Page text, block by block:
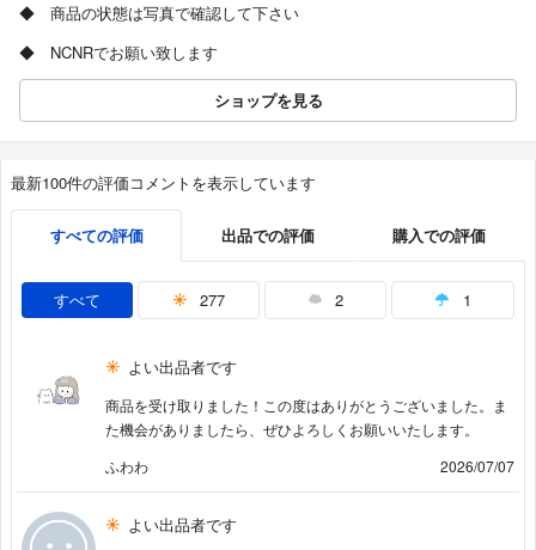
◆ 商品の状態は写真で確認して下さい
◆ NCNRでお願い致します
ショップを見る
最新100件の評価コメントを表示しています
すべての評価 出品での評価 購入での評価
すべて 277 2 1
よい出品者です
商品を受け取りました！この度はありがとうございました。ま
た機会がありましたら、ぜひよろしくお願いいたします。
ふわわ
2026/07/07
よい出品者です